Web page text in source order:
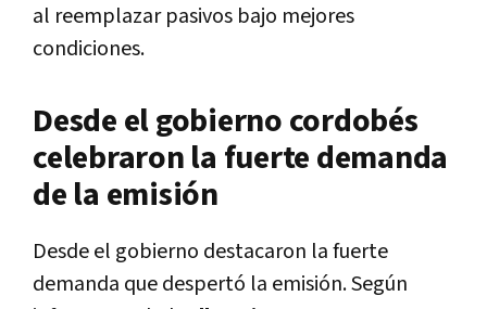
al reemplazar pasivos bajo mejores
condiciones.
Desde el gobierno cordobés
celebraron la fuerte demanda
de la emisión
Desde el gobierno destacaron la fuerte
demanda que despertó la emisión. Según